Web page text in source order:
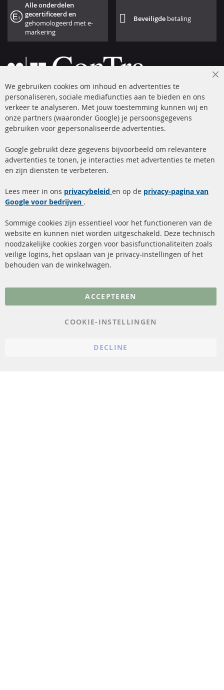
Alle onderdelen
gecertificeerd en
gehomologeerd met e-
markering
Beveiligde betaling
+49 (0) 4533 799 00 0
ma-do: 09-17 u, vr Fr 09-16 u
info@contra-automotive.de
facebook
instagram
Snelle links
Roetfilter reiniging
Katalysator (KAT)
sensoren
FAQ
Kundenservice
Verzendingskosten
Contact
Annuleer contract
Gegevensbescherming
We gebruiken cookies om inhoud en advertenties te
personaliseren, sociale mediafuncties aan te bieden en ons
verkeer te analyseren. Met jouw toestemming kunnen wij en
onze partners (waaronder Google) je persoonsgegevens
gebruiken voor gepersonaliseerde advertenties.
Google gebruikt deze gegevens bijvoorbeeld om relevantere
advertenties te tonen, je interacties met advertenties te meten
en zijn diensten te verbeteren.
Lees meer in ons privacybeleid en op de privacy-pagina van
Google voor bedrijven .
Sommige cookies zijn essentieel voor het functioneren van de
website en kunnen niet worden uitgeschakeld. Deze technisch
noodzakelijke cookies zorgen voor basisfunctionaliteiten zoals
veilige logins, het opslaan van je privacy-instellingen of het
behouden van de winkelwagen.
ACCEPTEREN
COOKIE-INSTELLINGEN
DECLINE